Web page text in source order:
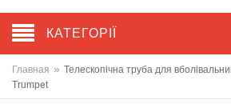
КАТЕГОРІЇ
Главная » Телескопічна труба для
Trumpet